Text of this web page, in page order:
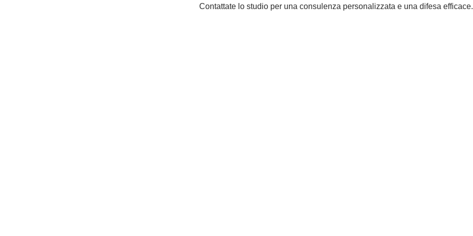
Contattate lo studio per una consulenza personalizzata e una difesa efficace.